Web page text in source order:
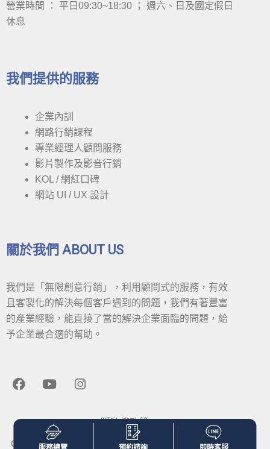
營業時間 ： 平日09:30~18:30 ； 週六、日及國定假日
休息
我們提供的服務
企業內訓
網路行銷課程
專業經理人顧問服務
影片製作及影音行銷
KOL / 網紅口碑
網站 UI / UX 設計
關於我們 ABOUT US
我們是「無限創意行銷」，利用顧問式的服務，有效
且客製化的解決每個客戶遇到的問題，我們有著豐富
的產業經驗，能直接了當的解決企業面臨的問題，給
予企業最合適的幫助。
F
a
Y
o
u
b
I
n
隱私權政策
Copyright © 2020 無限創意行銷. All Rights Reserved.